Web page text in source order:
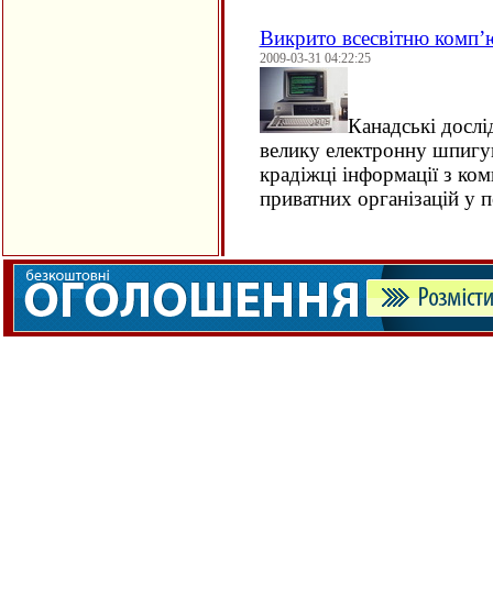
Викрито всесвітню
2009-03-31 04:22:25
Канадські
велику електронну
крадіжці інформації з
приватних організацій у